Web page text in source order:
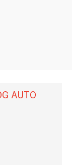
AUTO